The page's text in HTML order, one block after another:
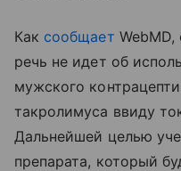
Как сообщает
речь не идет об
мужского
такролимуса ввиду
Дальнейшей целью
препарата, который